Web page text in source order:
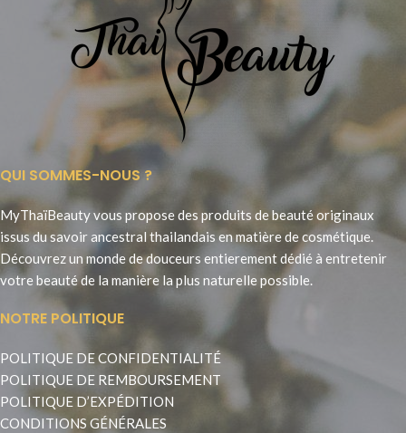
QUI SOMMES-NOUS ?
MyThaïBeauty vous propose des produits de beauté originaux
issus du savoir ancestral thailandais en matière de cosmétique.
Découvrez un monde de douceurs entierement dédié à entretenir
votre beauté de la manière la plus naturelle possible.
NOTRE POLITIQUE
POLITIQUE DE CONFIDENTIALITÉ
POLITIQUE DE REMBOURSEMENT
POLITIQUE D’EXPÉDITION
CONDITIONS GÉNÉRALES